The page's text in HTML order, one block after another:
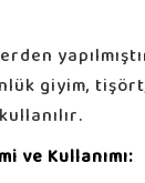
giyim,
ve Kullanımı: